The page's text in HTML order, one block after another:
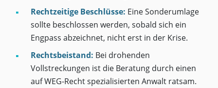
Rechtzeitige Beschlüsse: Eine Sonderumlage
sollte beschlossen werden, sobald sich ein
Engpass abzeichnet, nicht erst in der Krise.
Rechtsbeistand: Bei drohenden
Vollstreckungen ist die Beratung durch einen
auf WEG-Recht spezialisierten Anwalt ratsam.